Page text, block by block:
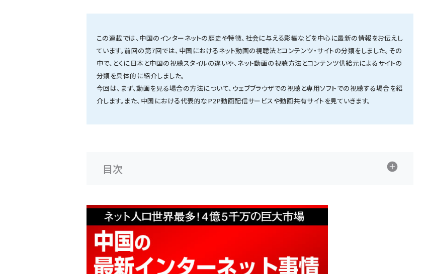
この連載では、中国のインターネットの歴史や特徴、社会に与える影響などを中心に最新の情報をお伝えし
ています。前回の第7回では、中国におけるネット動画の視聴法とコンテンツ・サイトの分類をしました。その
中で、とくに日本と中国の視聴スタイルの違いや、ネット動画の視聴方法とコンテンツ供給元によるサイトの
分類を具体的に紹介しました。
今回は、まず、動画を見る場合の方法について、ウェブブラウザでの視聴と専用ソフトでの視聴する場合を紹
介します。また、中国における代表的なP2P動画配信サービスや動画共有サイトを見ていきます。
目次